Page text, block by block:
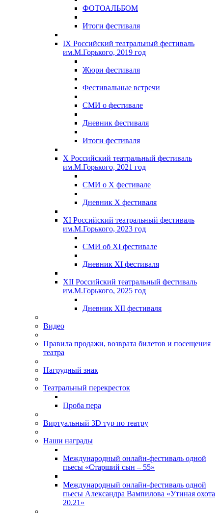
ФОТОАЛЬБОМ
Итоги фестиваля
IX Российский театральный фестиваль
им.М.Горького, 2019 год
Жюри фестиваля
Фестивальные встречи
СМИ о фестивале
Дневник фестиваля
Итоги фестиваля
X Российский театральный фестиваль
им.М.Горького, 2021 год
СМИ о X фестивале
Дневник X фестиваля
XI Российский театральный фестиваль
им.М.Горького, 2023 год
СМИ об XI фестивале
Дневник XI фестиваля
XII Российский театральный фестиваль
им.М.Горького, 2025 год
Дневник XII фестиваля
Видео
Правила продажи, возврата билетов и посещения
театра
Нагрудный знак
Театральный перекресток
Проба пера
Виртуальный 3D тур по театру
Наши награды
Международный онлайн-фестиваль одной
пьесы «Старший сын – 55»
Международный онлайн-фестиваль одной
пьесы Александра Вампилова «Утиная охота
20.21»